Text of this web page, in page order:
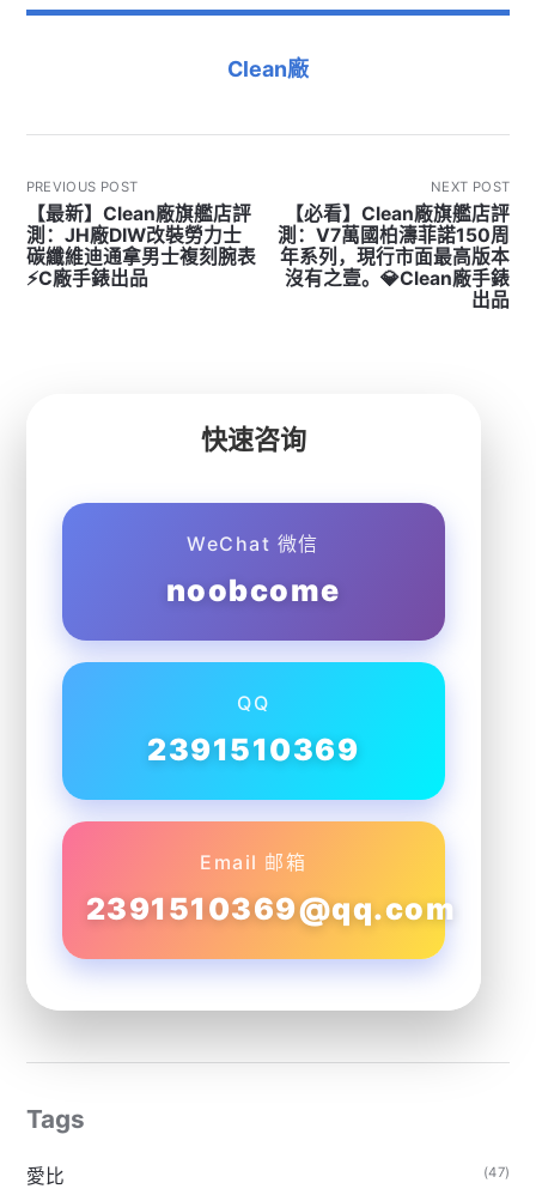
Clean廠
PREVIOUS POST
【最新】Clean廠旗艦店評
測：JH廠DIW改裝勞力士
碳纖維迪通拿男士複刻腕表
⚡C廠手錶出品
NEXT POST
【必看】Clean廠旗艦店評
測：V7萬國柏濤菲諾150周
年系列，現行市面最高版本
沒有之壹。💎Clean廠手錶
出品
快速咨询
WeChat 微信
noobcome
QQ
2391510369
Email 邮箱
2391510369@qq.com
Tags
愛比 (47)